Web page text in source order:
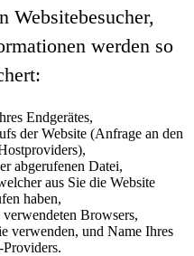
Websitebesucher,
werden so
Endgerätes,
der Website (Anfrage an den
abgerufenen Datei,
aus Sie die Website
haben,
Browsers,
verwenden, und Name Ihres
Providers.